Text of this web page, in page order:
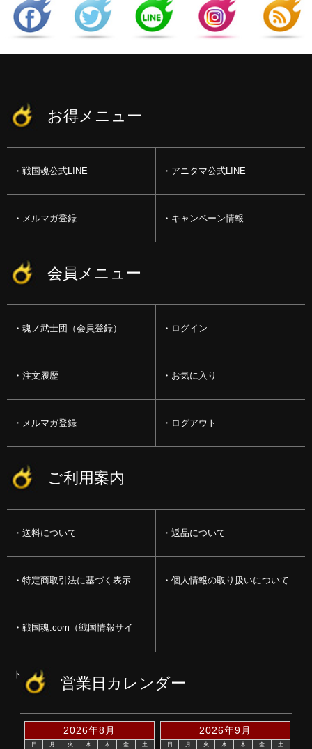
お得メニュー
戦国魂公式LINE アニタマ公式LINE
メルマガ登録 キャンペーン情報
会員メニュー
魂ノ武士団（会員登録） ログイン
注文履歴 お気に入り
メルマガ登録 ログアウト
ご利用案内
送料について 返品について
特定商取引法に基づく表示 個人情報の取り扱いについて
戦国魂.com（戦国情報サイ
ト） 営業日カレンダー
2026年8月
日 月 火 水 木 金 土
2026年9月
日 月 火 水 木 金 土